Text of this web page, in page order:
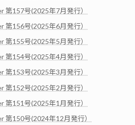
第157号(2025年7月発行）
第156号(2025年6月発行）
第155号(2025年5月発行）
第154号(2025年4月発行）
第153号(2025年3月発行）
第152号(2025年2月発行）
第151号(2025年1月発行）
第150号(2024年12月発行）